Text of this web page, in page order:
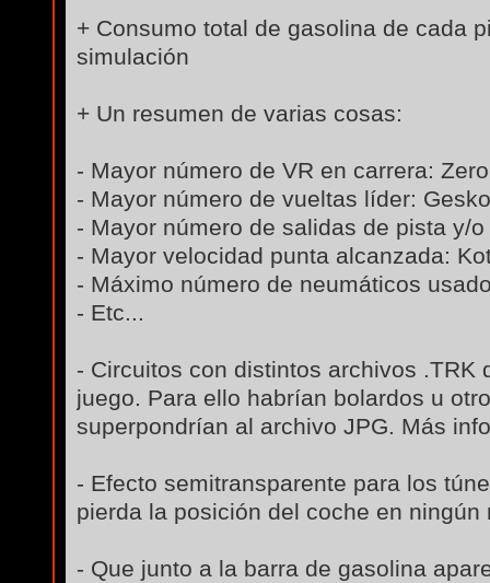
+ Consumo total de gasolina de cada
simulación
+ Un resumen de varias cosas:
- Mayor número de VR en carrera:
- Mayor número de vueltas líder:
- Mayor número de salidas de pista y/
- Mayor velocidad punta alcanzada:
- Máximo número de neumáticos
- Etc...
- Circuitos con distintos archivos .TRK
juego. Para ello habrían bolardos u
superpondrían al archivo JPG. Más
- Efecto semitransparente para los
pierda la posición del coche en ningún
- Que junto a la barra de gasolina